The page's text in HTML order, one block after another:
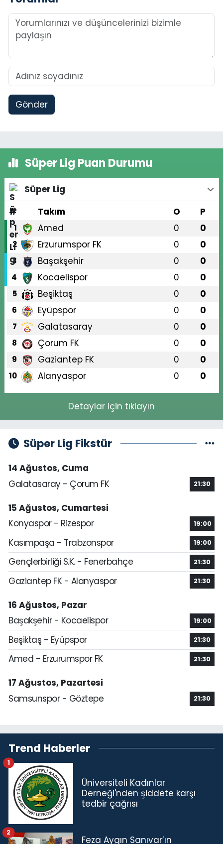
Gönder
Süper Lig Puan Durumu
Süper Lig
#
Takım O P
1 Amed 0 0
2 Erzurumspor FK 0 0
3 Başakşehir 0 0
4 Kocaelispor 0 0
5 Beşiktaş 0 0
6 Eyüpspor 0 0
7 Galatasaray 0 0
8 Çorum FK 0 0
9 Gaziantep FK 0 0
10 Alanyaspor 0 0
Detaylar için tıklayın
Süper Lig Fikstür
14 Ağustos, Cuma
Galatasaray - Çorum FK
21:30
15 Ağustos, Cumartesi
Konyaspor - Rizespor
19:00
Kasımpaşa - Trabzonspor 19:00
Gençlerbirliği S.K. - Fenerbahçe 21:30
Gaziantep FK - Alanyaspor 21:30
16 Ağustos, Pazar
Başakşehir - Kocaelispor
19:00
Beşiktaş - Eyüpspor 21:30
Amed - Erzurumspor FK 21:30
17 Ağustos, Pazartesi
Samsunspor - Göztepe
21:30
Trend Haberler
Üniversiteli Kadınlar
Derneği'nden şiddete karşı
tedbir çağrısı
1
Feza Aygın Sanıvar’ın
2